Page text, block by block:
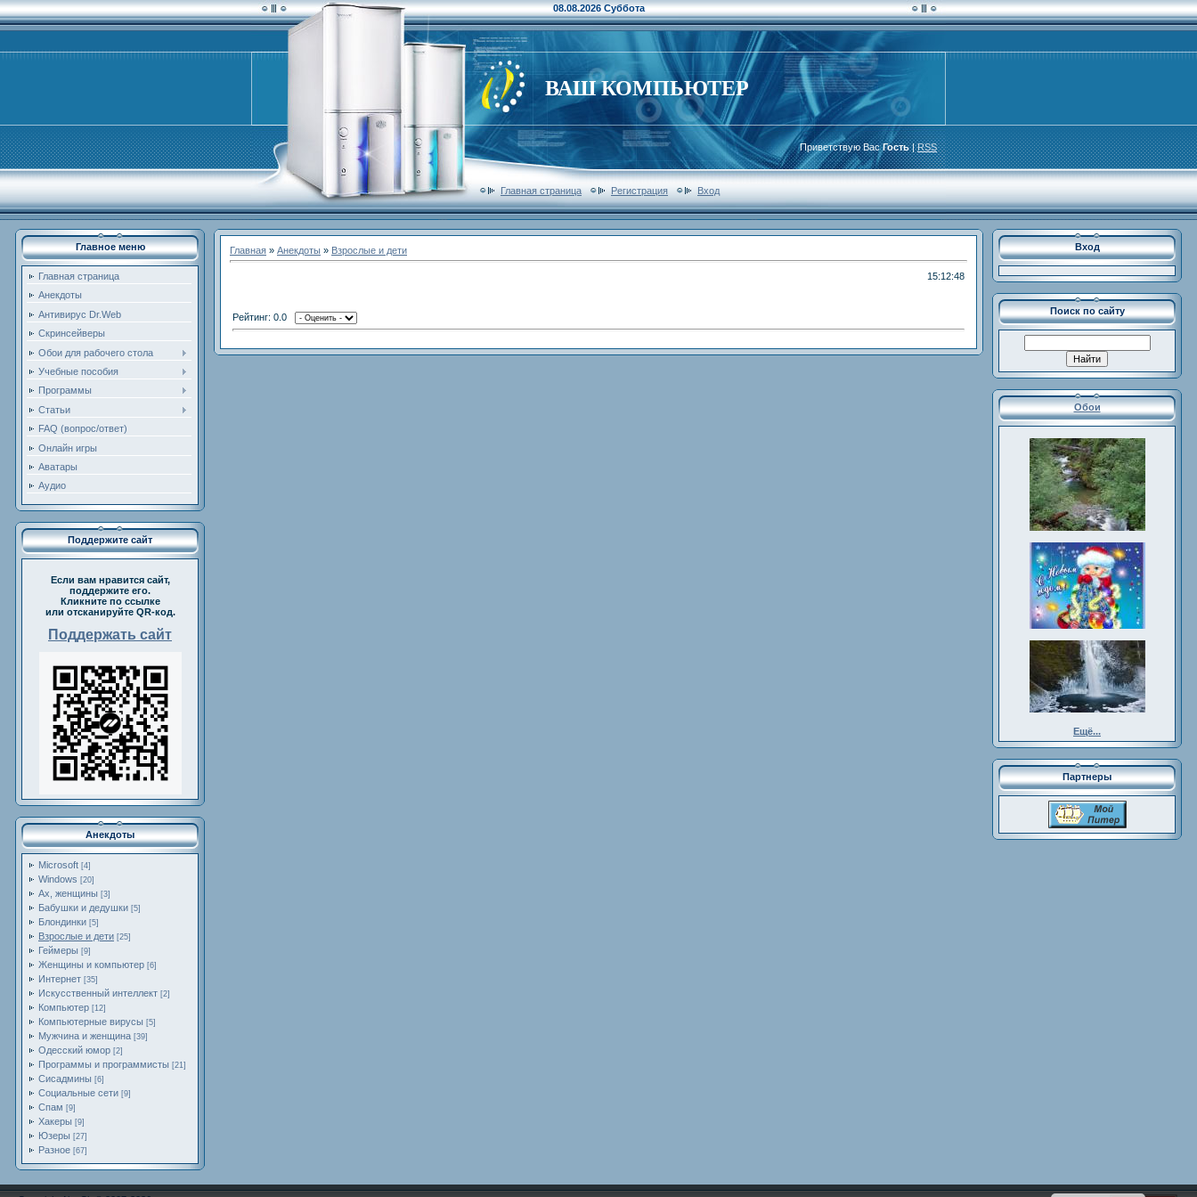
08.08.2026 Суббота
ВАШ КОМПЬЮТЕР
Приветствую ВасГость|RSS
Главная страница Регистрация Вход
Главное меню
Главная страница
Анекдоты
Антивирус Dr.Web
Скринсейверы
Обои для рабочего стола
Учебные пособия
Программы
Статьи
FAQ (вопрос/ответ)
Онлайн игры
Аватары
Аудио
Поддержите сайт
Если вам нравится сайт,
поддержите его.
Кликните по ссылке
или отсканируйте QR-код.
Поддержать сайт
Анекдоты
Microsoft [4]
Windows [20]
Ах, женщины [3]
Бабушки и дедушки [5]
Блондинки [5]
Взрослые и дети [25]
Геймеры [9]
Женщины и компьютер [6]
Интернет [35]
Искусственный интеллект [2]
Компьютер [12]
Компьютерные вирусы [5]
Мужчина и женщина [39]
Одесский юмор [2]
Программы и программисты [21]
Сисадмины [6]
Социальные сети [9]
Спам [9]
Хакеры [9]
Юзеры [27]
Разное [67]
Главная » Анекдоты » Взрослые и дети
15:12:48
Рейтинг: 0.0
Вход
Поиск по сайту
Обои
Ещё...
Партнеры